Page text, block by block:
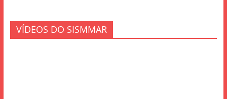
VÍDEOS DO SISMMAR